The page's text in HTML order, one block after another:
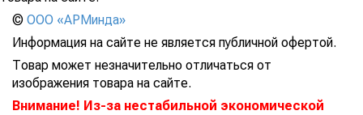
© ООО «АРМинда»
Информация на сайте не является публичной офертой.
Товар может незначительно отличаться от
изображения товара на сайте.
Внимание! Из-за нестабильной экономической